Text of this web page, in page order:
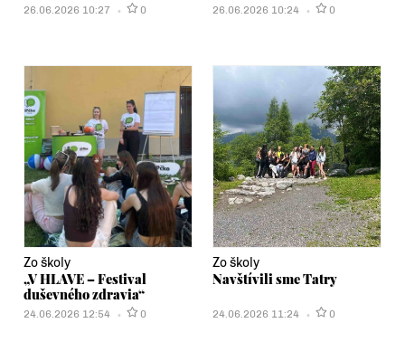
26.06.2026 10:27 0 26.06.2026 10:24 0
Zo školy
„V HLAVE – Festival
duševného zdravia“
24.06.2026 12:54 0
Zo školy
Navštívili sme Tatry
24.06.2026 11:24 0